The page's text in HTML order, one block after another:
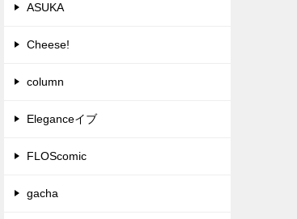
ASUKA
Cheese!
column
Eleganceイブ
FLOScomic
gacha